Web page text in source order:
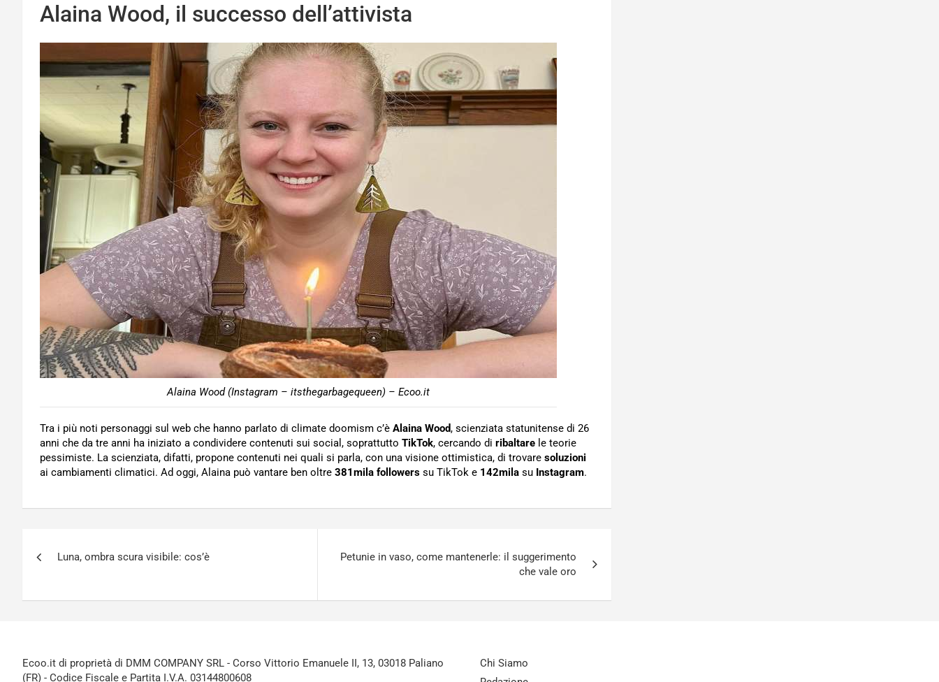
Alaina Wood, il successo dell’attivista
Alaina Wood (Instagram – itsthegarbagequeen) – Ecoo.it
Tra i più noti personaggi sul web che hanno parlato di climate doomism c’è Alaina Wood, scienziata statunitense di 26
anni che da tre anni ha iniziato a condividere contenuti sui social, soprattutto TikTok, cercando di ribaltare le teorie
pessimiste. La scienziata, difatti, propone contenuti nei quali si parla, con una visione ottimistica, di trovare soluzioni
ai cambiamenti climatici. Ad oggi, Alaina può vantare ben oltre 381mila followers su TikTok e 142mila su Instagram.
articoli
Luna, ombra scura visibile: cos’è
Petunie in vaso, come mantenerle: il suggerimento
che vale oro
Ecoo.it di proprietà di DMM COMPANY SRL - Corso Vittorio Emanuele II, 13, 03018 Paliano
(FR) - Codice Fiscale e Partita I.V.A. 03144800608
Chi Siamo